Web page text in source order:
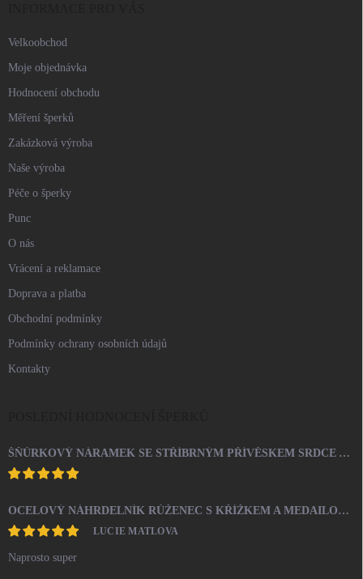
Velkoobchod
Moje objednávka
Hodnocení obchodu
Měření šperků
Zakázková výroba
Naše výroba
Péče o šperky
Punc
O nás
Vrácení a reklamace
Doprava a platba
Obchodní podmínky
Podmínky ochrany osobních údajů
Kontakty
ŠŇŮRKOVÝ NÁRAMEK SE STŘÍBRNÝM PŘÍVĚSKEM SRDCE A KRYSTALY SWAROVSKI CRYSTAL (STŘÍBRO 925/1000)
OCELOVÝ NÁHRDELNÍK RŮŽENEC S KŘÍŽKEM A MEDAILONEM
LUCIE MATLOVA
Naprosto super